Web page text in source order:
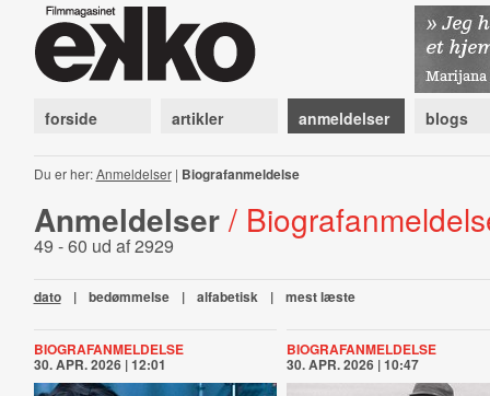
forside artikler anmeldelser blogs
Du er her:Anmeldelser| Biografanmeldelse
Anmeldelser /
49 - 60 ud af 2929
dato | bedømmelse | alfabetisk | mest læste
BIOGRAFANMELDELSE
30. APR. 2026 | 12:01
BIOGRAFANMELDELSE
30. APR. 2026 | 10:47